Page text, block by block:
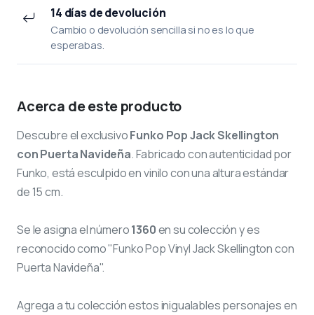
14 días de devolución
Cambio o devolución sencilla si no es lo que
esperabas.
Acerca de este producto
Descubre el exclusivoFunko Pop Jack Skellington
con Puerta Navideña. Fabricado con autenticidad por
Funko, está esculpido en vinilo con una altura estándar
de 15 cm.
Se le asigna el número1360en su colección y es
reconocido como "Funko Pop Vinyl Jack Skellington con
Puerta Navideña".
Agrega a tu colección estos inigualables personajes en